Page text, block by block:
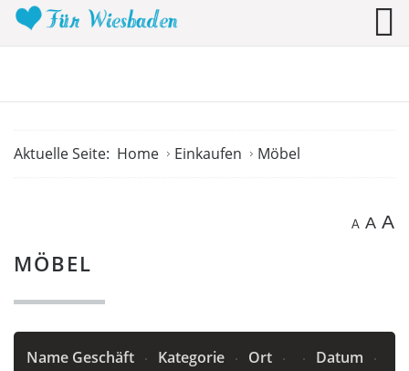
Aktuelle Seite: Home Einkaufen Möbel
A A A
MÖBEL
Name Geschäft Kategorie Ort Datum